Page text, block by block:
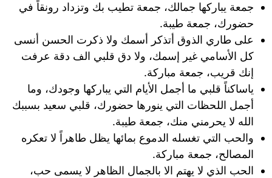
جمعة يباركها جمالك، جمعة تطيب بك وتزداد رونقاً في
حضورك، جمعة طيبة.
على طاري الذوق أتذكر أسمك ولا ذكرت الحسن أنسى
كل الأسامي غير إسمك، ولا دق قلبي الف دقة عرفت
إنك قريب، جمعة مباركة.
ياساكناً قلبي ما أجمل الأيام التي يباركها وجودك، وما
أجمل اللحظات التي ينورها حضورك، قلبي سعيد بسببك
الله لا يحرمني منك، جمعة طيبة.
والحب التي تغسله الدموع بمائها يظل طاهراً لا تعكره
المصالح، جمعة مباركة.
الحب الذي لا يهتم الا بالجمال الظاهر لا يسمى حب،